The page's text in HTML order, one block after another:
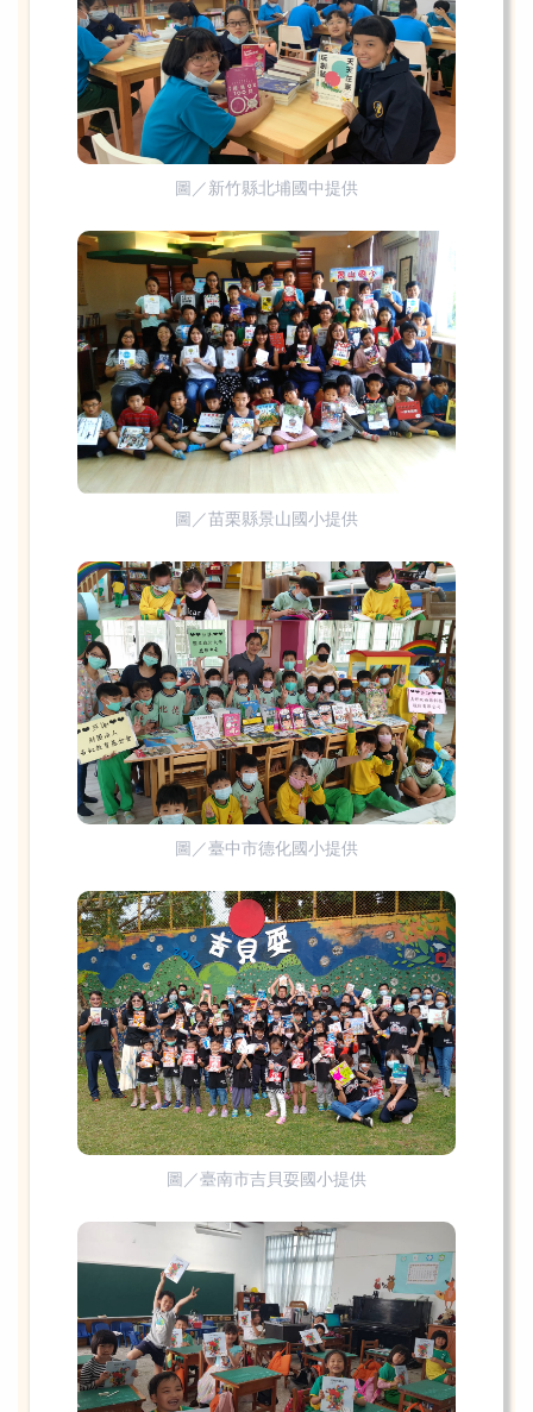
圖／新竹縣北埔國中提供
圖／苗栗縣景山國小提供
圖／臺中市德化國小提供
圖／臺南市吉貝耍國小提供